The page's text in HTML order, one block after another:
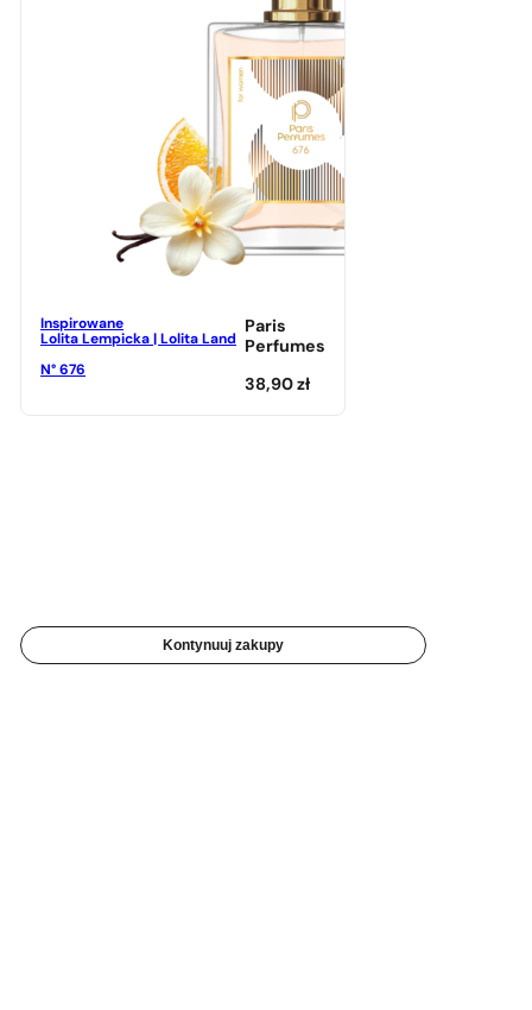
Inspirowane
Lolita Lempicka | Lolita Land
N° 676
Paris
Perfumes
38,90zł
Kontynuuj zakupy